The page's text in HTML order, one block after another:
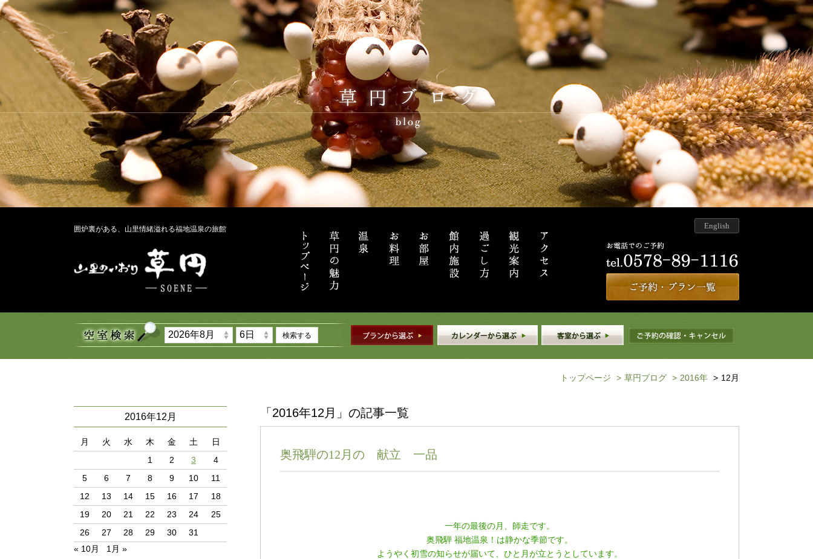
囲炉裏がある、山里情緒溢れる福地温泉の旅館 English
検索する
トップページ > 草円ブログ > 2016年 > 12月
「2016年12月」の記事一覧
奥飛騨の12月の 献立 一品
一年の最後の月、師走です。
奥飛騨 福地温泉！は静かな季節です。
ようやく初雪の知らせが届いて、ひと月が立とうとしています。
2016年12月
月 火 水 木 金 土 日
1 2 3
4
5
6 7 8 9 10
11
12
13 14 15 16 17
18
19
20 21 22 23 24
25
26
27 28 29 30 31
« 10月 1月 »